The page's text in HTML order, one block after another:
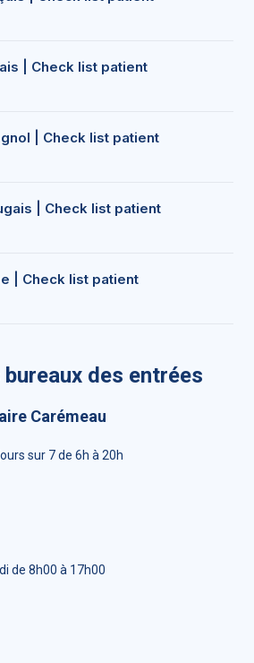
| Check list patient
| Check list patient
| Check list patient
| Check list patient
des entrées
Carémeau
sur 7 de 6h à 20h
de 8h00 à 17h00